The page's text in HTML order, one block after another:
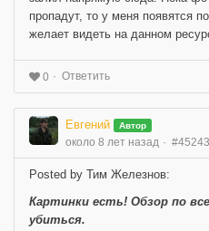
пропадут, то у меня появятся
желает видеть на данном
0 Ответить
Евгений Автор
около 8 лет назад #45243
Posted by Тим Железнов:
Картинки есть! Обзор по
убиться.